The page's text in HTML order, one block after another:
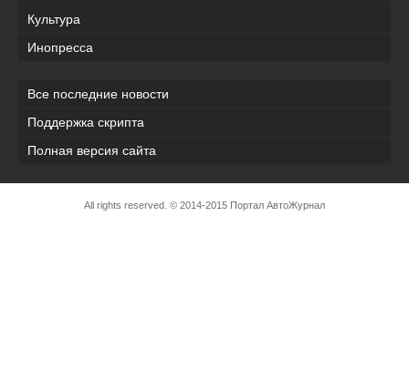
Культура
Инопресса
Все последние новости
Поддержка скрипта
Полная версия сайта
All rights reserved. © 2014-2015 Портал АвтоЖурнал